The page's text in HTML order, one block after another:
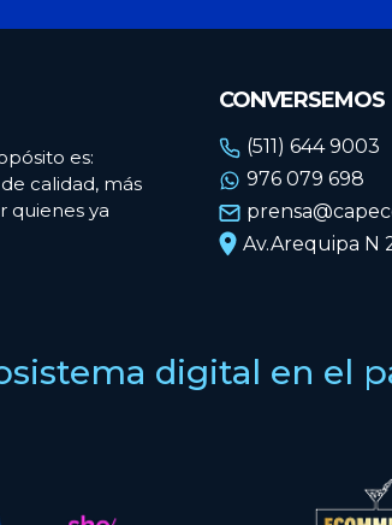
es:
calidad, más
quienes ya
CONVERSEMOS
(511) 644 9003
976 079 698
Av.Arequipa N
digital en el